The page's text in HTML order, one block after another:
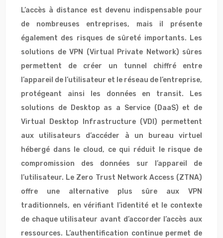
L’accès à distance est devenu indispensable pour
de nombreuses entreprises, mais il présente
également des risques de sûreté importants. Les
solutions de VPN (Virtual Private Network) sûres
permettent de créer un tunnel chiffré entre
l’appareil de l’utilisateur et le réseau de l’entreprise,
protégeant ainsi les données en transit. Les
solutions de Desktop as a Service (DaaS) et de
Virtual Desktop Infrastructure (VDI) permettent
aux utilisateurs d’accéder à un bureau virtuel
hébergé dans le cloud, ce qui réduit le risque de
compromission des données sur l’appareil de
l’utilisateur. Le Zero Trust Network Access (ZTNA)
offre une alternative plus sûre aux VPN
traditionnels, en vérifiant l’identité et le contexte
de chaque utilisateur avant d’accorder l’accès aux
ressources. L’authentification continue permet de